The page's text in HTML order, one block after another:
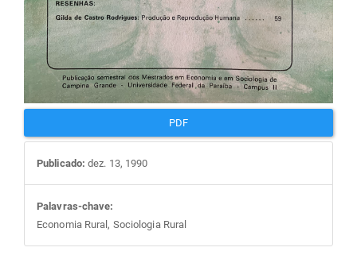
PDF
Publicado: dez. 13, 1990
Palavras-chave:
Economia Rural, Sociologia Rural